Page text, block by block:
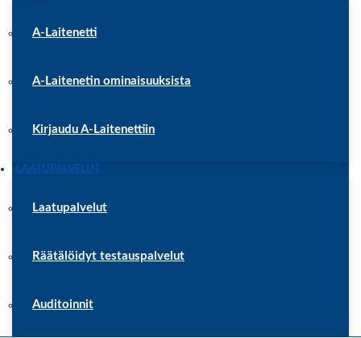
A-Laitenetti
A-Laitenetin ominaisuuksista
Kirjaudu A-Laitenettiin
LAATUPALVELUT
Laatupalvelut
Räätälöidyt testauspalvelut
Auditoinnit